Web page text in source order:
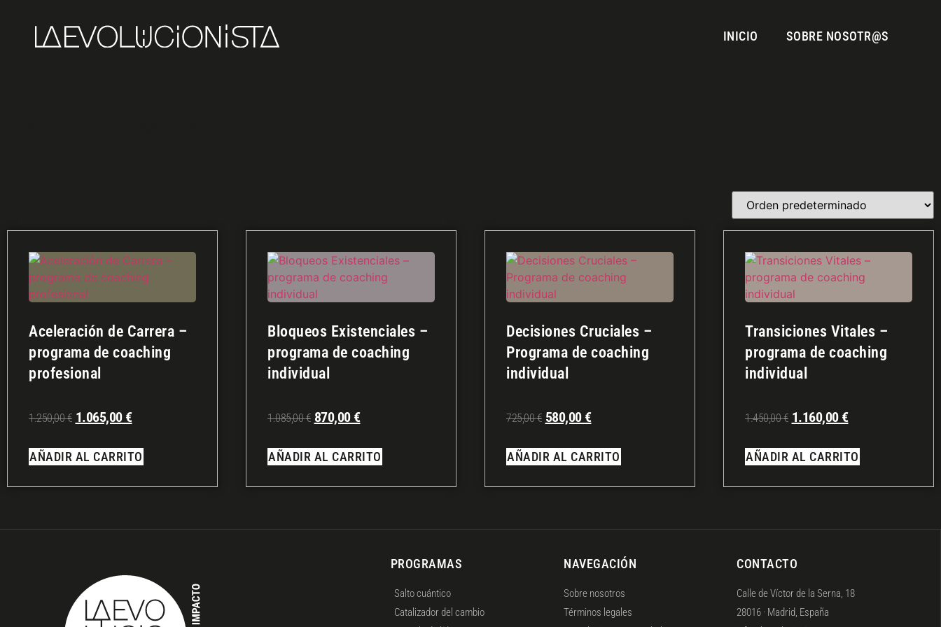
INICIO SOBRE NOSOTR@S
Aceleración de Carrera –
programa de coaching
profesional
1.250,00€ 1.065,00 €
AÑADIR AL CARRITO
Bloqueos Existenciales –
programa de coaching
individual
1.085,00€ 870,00 €
AÑADIR AL CARRITO
Decisiones Cruciales –
Programa de coaching
individual
725,00€ 580,00 €
AÑADIR AL CARRITO
Transiciones Vitales –
programa de coaching
individual
1.450,00€ 1.160,00 €
AÑADIR AL CARRITO
PROGRAMAS
Salto cuántico
Catalizador del cambio
NAVEGACIÓN
Sobre nosotros
Términos legales
CONTACTO
Calle de Víctor de la Serna, 18
28016 · Madrid, España